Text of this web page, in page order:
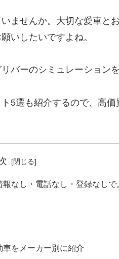
ませんか。大切な愛車と
いしたいですよね。
バーのシミュレーション
5選も紹介するので、高
なし・電話なし・登録なし
をメーカー別に紹介